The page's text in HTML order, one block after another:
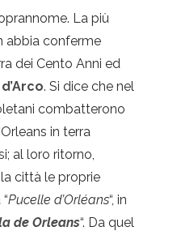
La più
abbia conferme
dei Cento Anni ed
. Si dice che nel
combatterono
in terra
al loro ritorno,
città le proprie
Pucelle d’Orléans“, in
de Orleans“. Da quel